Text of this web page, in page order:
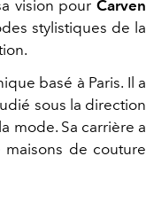
vision pourCarven
stylistiques de la
basé à Paris. Il a
sous la direction
mode. Sa carrière a
de couture